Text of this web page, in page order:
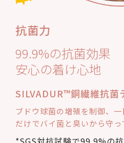
抗菌力
99.9%の抗菌効果
安心の着け心地
SILVADUR™銅繊維抗菌
ブドウ球菌の増殖を制御、
だけでバイ菌と臭いから守